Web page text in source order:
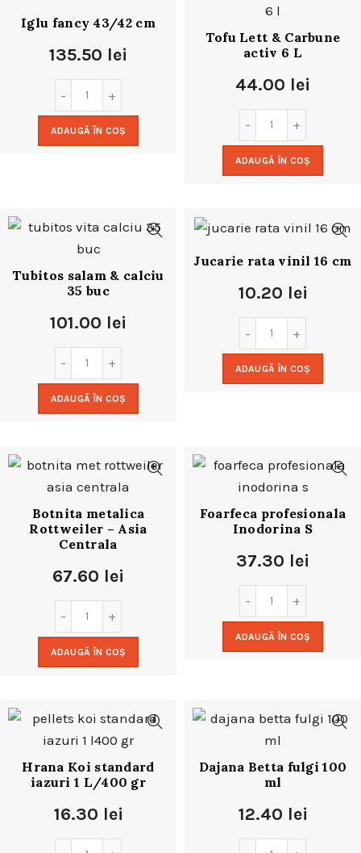
Iglu fancy 43/42 cm
135.50 lei
ADAUGĂ ÎN COȘ
Tofu Lett & Carbune
activ 6 L
44.00 lei
ADAUGĂ ÎN COȘ
Tubitos salam & calciu
35 buc
101.00 lei
ADAUGĂ ÎN COȘ
Jucarie rata vinil 16 cm
10.20 lei
ADAUGĂ ÎN COȘ
Botnita metalica
Rottweiler – Asia
Centrala
67.60 lei
ADAUGĂ ÎN COȘ
Foarfeca profesionala
Inodorina S
37.30 lei
ADAUGĂ ÎN COȘ
Hrana Koi standard
iazuri 1 L/400 gr
16.30 lei
Dajana Betta fulgi 100
ml
12.40 lei